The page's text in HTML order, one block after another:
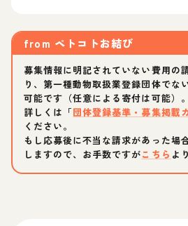
from ペトコトお結び
募集情報に明記されていない費用の
り、第一種動物取扱業登録団体でな
可能です（任意による寄付は可能）。
詳しくは「団体登録基準・募集掲載
ください。
もし応募後に不当な請求があった場
しますので、お手数ですがこちら よ